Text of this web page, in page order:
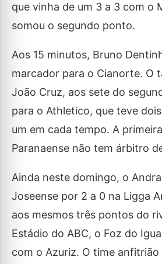
que vinha de um 3 a 3 com o
somou o segundo ponto.
Aos 15 minutos, Bruno
marcador para o Cianorte. O
João Cruz, aos sete do
para o Athletico, que teve
um em cada tempo. A
Paranaense não tem árbitro
Ainda neste domingo, o
Joseense por 2 a 0 na Ligga
aos mesmos três pontos do
Estádio do ABC, o Foz do
com o Azuriz. O time